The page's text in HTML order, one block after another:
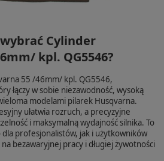
Cylinder
kpl. QG5546?
55 /46mm/ kpl. QG5546,
łączy w sobie niezawodność, wysoką
modelami pilarek Husqvarna.
ułatwia rozruch, a precyzyjne
i maksymalną wydajność silnika. To
dla profesjonalistów, jak i użytkowników
bezawaryjnej pracy i długiej żywotności